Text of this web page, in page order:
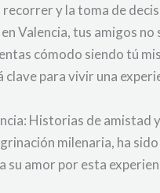
y la toma de
Valencia, tus amigos
cómodo siendo tú
clave para vivir una
Historias de amistad
milenaria, ha
su amor por esta